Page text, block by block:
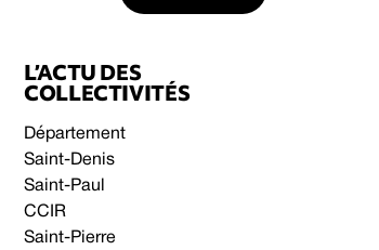
L’ACTU DES
COLLECTIVITÉS
Département
Saint-Denis
Saint-Paul
CCIR
Saint-Pierre